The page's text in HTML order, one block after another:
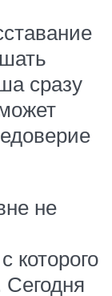
сразу
не
которого